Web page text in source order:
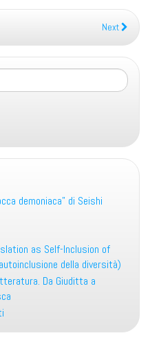
Next
demoniaca” di Seishi
as Self-Inclusion of
della diversità)
Da Giuditta a